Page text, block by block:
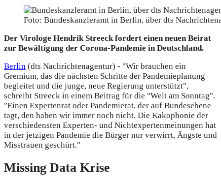
Foto: Bundeskanzleramt in Berlin, über dts
Der Virologe Hendrik Streeck fordert einen neuen Beirat
zur Bewältigung der Corona-Pandemie in Deutschland.
Berlin (dts Nachrichtenagentur) - "Wir brauchen ein
Gremium, das die nächsten Schritte der Pandemieplanung
begleitet und die junge, neue Regierung unterstützt",
schreibt Streeck in einem Beitrag für die "Welt am Sonntag".
"Einen Expertenrat oder Pandemierat, der auf Bundesebene
tagt, den haben wir immer noch nicht. Die Kakophonie der
verschiedensten Experten- und Nichtexpertenmeinungen hat
in der jetzigen Pandemie die Bürger nur verwirrt, Ängste und
Misstrauen geschürt."
Missing Data Krise